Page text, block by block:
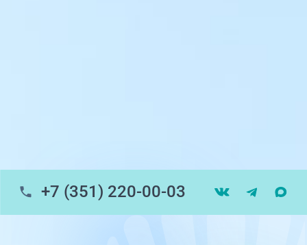
помощь)
Профосмотры, ул.Труда, 183Б
+7 (351) 220-00-03